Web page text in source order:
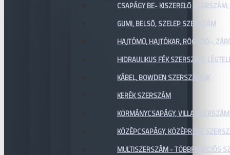
CSAPÁGY BE- KISZERELŐ
GUMI, BELSŐ, SZELEP SZERSZÁM
HAJTÓMŰ, HAJTÓKAR, RÖGZÍTŐ-,
HIDRAULIKUS FÉK SZERSZÁM,
KÁBEL, BOWDEN SZERSZÁMOK
KERÉK SZERSZÁM
KORMÁNYCSAPÁGY, VILLA SZERSZÁM
KÖZÉPCSAPÁGY, KÖZÉPRÉSZ
MULTISZERSZÁM - TÖBBFUNKCIÓS